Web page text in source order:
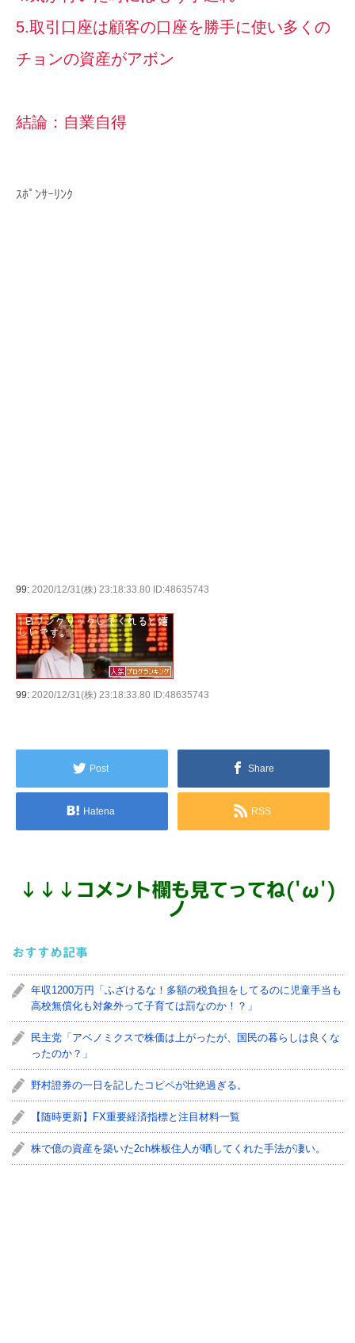
5.取引口座は顧客の口座を勝手に使い多くの
チョンの資産がアボン
結論：自業自得
ｽﾎﾟﾝｻｰﾘﾝｸ
99: 2020/12/31(株) 23:18:33.80 ID:48635743
99: 2020/12/31(株) 23:18:33.80 ID:48635743
Post Share
Hatena RSS
↓ ↓ ↓ コメント欄も見てってね('ω')
ノ
おすすめ記事
年収1200万円「ふざけるな！多額の税負担をしてるのに児童手当も
高校無償化も対象外って子育ては罰なのか！？」
民主党「アベノミクスで株価は上がったが、国民の暮らしは良くな
ったのか？」
野村證券の一日を記したコピペが壮絶過ぎる。
【随時更新】FX重要経済指標と注目材料一覧
株で億の資産を築いた2ch株板住人が晒してくれた手法が凄い。